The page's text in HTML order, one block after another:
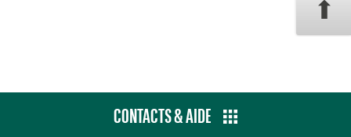
CONTACTS & AIDE